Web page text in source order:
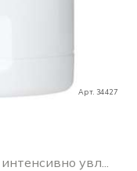
Арт. 34427
увл...